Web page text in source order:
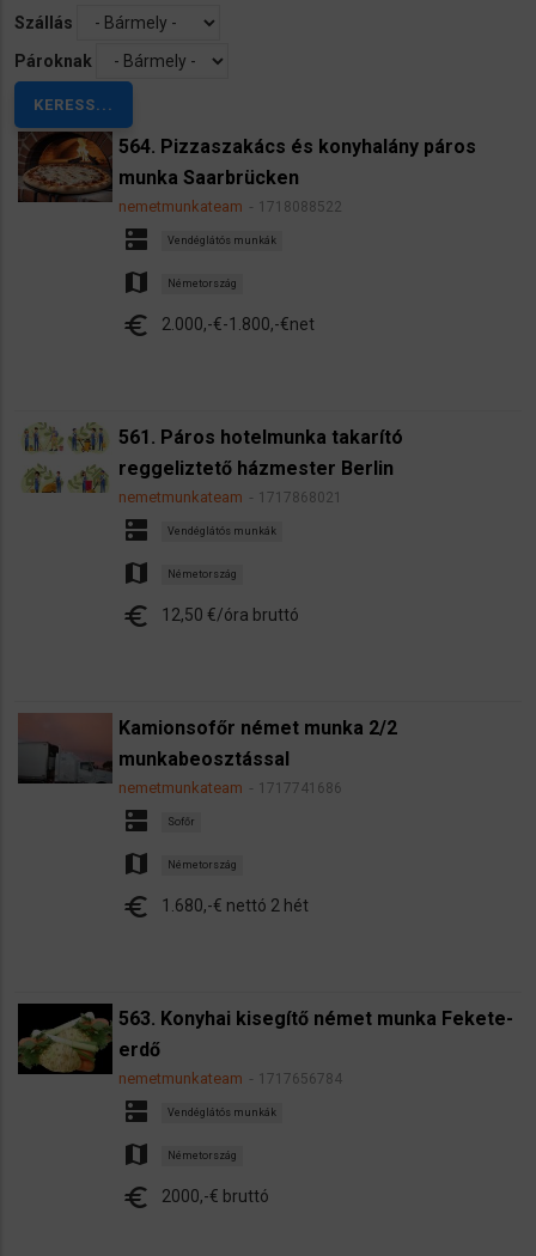
Szállás
Pároknak
564. Pizzaszakács és konyhalány páros
munka Saarbrücken
nemetmunkateam 1718088522
dns Vendéglátós munkák
map Németország
euro 2.000,-€-1.800,-€net
561. Páros hotelmunka takarító
reggeliztető házmester Berlin
nemetmunkateam 1717868021
dns Vendéglátós munkák
map Németország
euro 12,50 €/óra bruttó
Kamionsofőr német munka 2/2
munkabeosztással
nemetmunkateam 1717741686
dns Sofőr
map Németország
euro 1.680,-€ nettó 2 hét
563. Konyhai kisegítő német munka Fekete-
erdő
nemetmunkateam 1717656784
dns Vendéglátós munkák
map Németország
euro 2000,-€ bruttó